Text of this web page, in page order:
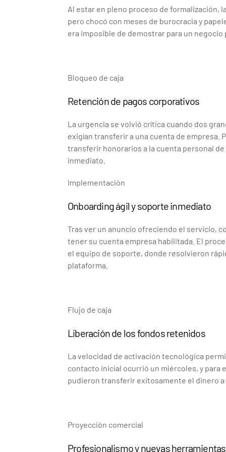
Al estar en pleno proceso de formalización,
pero chocó con meses de burocracia y
era imposible de demostrar para un
Bloqueo de caja
Retención de pagos corporativos
La urgencia se volvió crítica cuando dos
exigían transferir a una cuenta de empresa.
transferir honorarios a la cuenta personal
inmediato.
Implementación
Onboarding ágil y soporte inmediato
Tras ver un anuncio ofreciendo el servicio,
tener su cuenta empresa habilitada. El
el equipo de soporte, donde resolvieron
plataforma.
Flujo de caja
Liberación de los fondos retenidos
La velocidad de activación tecnológica
contacto inicial ocurrió un miércoles, y para
pudieron transferir exitosamente el dinero
Proyección comercial
Profesionalismo y nuevas herramientas